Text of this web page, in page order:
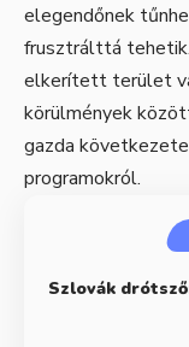
elegendőnek
frusztrálttá
elkerített terület
körülmények
gazda
programokról.
Szlovák